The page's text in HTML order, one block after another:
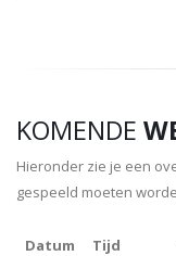
KOMENDE
Hieronder zie je een
gespeeld moeten
Datum Tijd